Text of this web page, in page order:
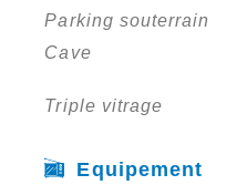
Parking souterrain
Cave
Triple vitrage
Equipement